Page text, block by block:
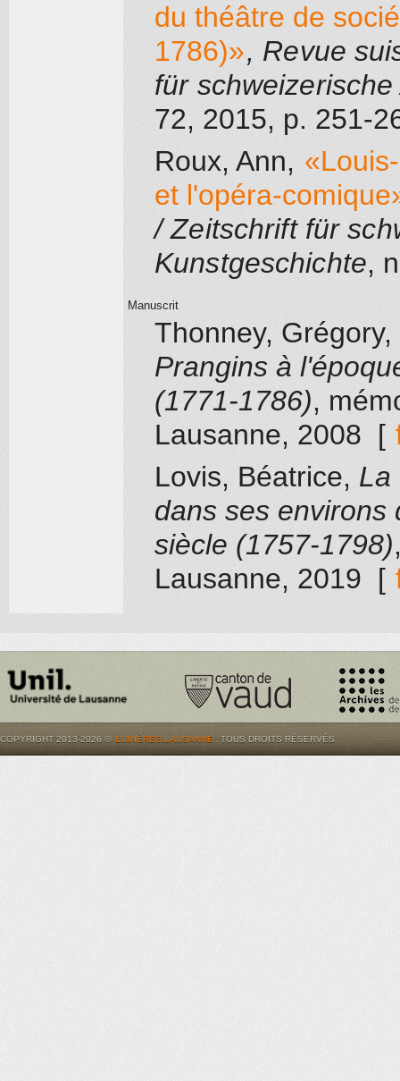
du théâtre de
1786)», Revue
für
72, 2015, p. 251-
Roux, Ann,
et l'opéra-
/ Zeitschrift für
Kunstgeschichte,
Manuscrit
Thonney, Grégory,
Prangins à
(1771-1786),
Lausanne, 2008 [
Lovis, Béatrice, La
dans ses environs
siècle (1757-1798)
Lausanne, 2019 [
COPYRIGHT 2013-2026 © LUMIÈRES.LAUSANNE . TOUS DROITS RÉSERVÉS.